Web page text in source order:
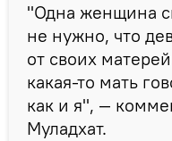
"Одна женщина
не нужно, что
от своих
какая-то мать
как и я", —
Муладхат.